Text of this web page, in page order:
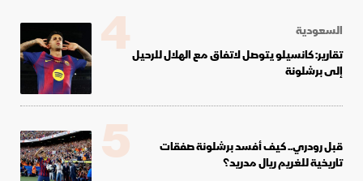
السعودية
تقارير: كانسيلو يتوصل لاتفاق مع الهلال للرحيل
إلى برشلونة
4
قبل رودري.. كيف أفسد برشلونة صفقات
تاريخية للغريم ريال مدريد؟
5